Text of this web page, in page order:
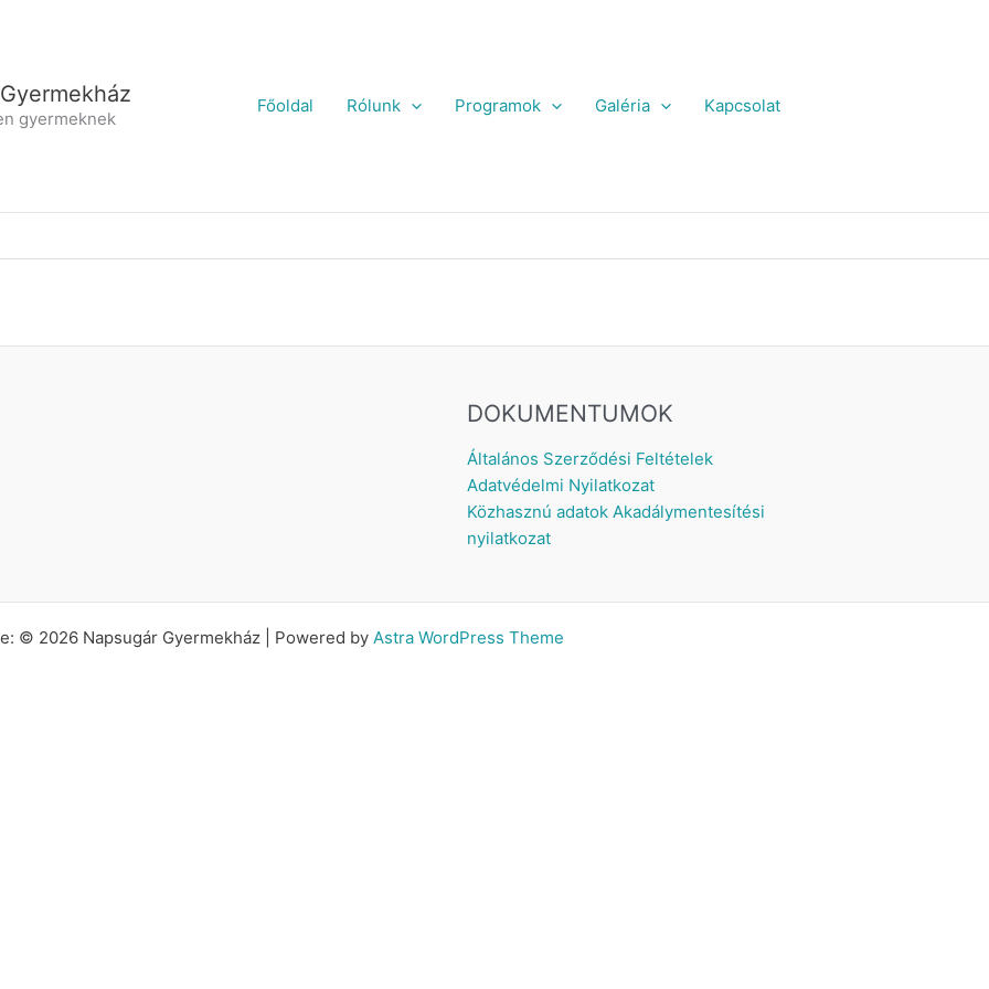
gyermeknek
Főoldal Rólunk Programok Galéria Kapcsolat
DOKUMENTUMOK
Általános Szerződési Feltételek
Adatvédelmi Nyilatkozat
Közhasznú adatok Akadálymentesítési
nyilatkozat
© 2026 Napsugár Gyermekház | Powered by Astra WordPress Theme